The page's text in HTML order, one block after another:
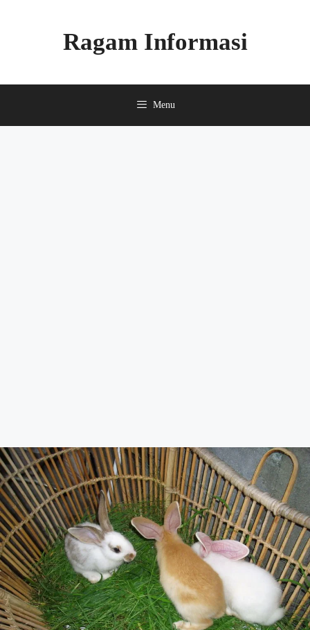
Ragam Informasi
Menu